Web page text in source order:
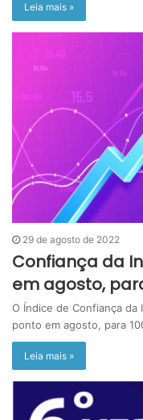
Leia mais »
29 de agosto de 2022
Confiança da
em agosto,
O Índice de Confiança da
ponto em agosto, para
Leia mais »